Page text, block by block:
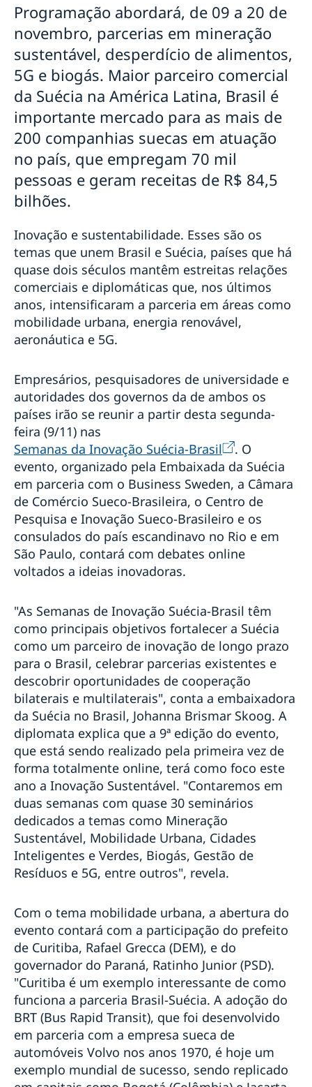
Sobre vagas na Embaixada da Suécia em Brasilia
NOTA OFICIAL
Rio de Janeiro tem novo Consul-Geral Honorário da
Suécia
Em caso de viagem para a Suécia
Evento online Semanas de Inovação Suécia-Brasil
discute negócios sustentáveis
Comandante da Força Aérea da Suécia é
condecorado com a Ordem do Mérito Aeronáutico
Suécia aumenta sua contribuição para a ação
climática nos países em desenvolvimento
Discurso do Primeiro Ministro Stefan Löfven na
Reunião de Alto Nível em Pequim+25
Debate Geral da 75ª Sessão da Assembleia Geral da
Organização das Nações Unidas
Amigos em Defesa da Democracia
O trabalho da Suécia por uma recuperação verde da
crise provocada pela pandemia de COVID-19
Embaixada da Suécia lança edição da quarentena do
concurso Pais Presentes
Estratégia da Suécia em resposta à pandemia de
COVID-19: Discurso de Sua Majestade o Rei à Suécia
Hack The Crisis: governo sueco promove maratona
online de inovação
Uma mensagem do Team Sweden Brazil
COVID-19: discurso do Primeiro Ministro Stefan
Löfven
CAPES e Suécia: conheça a lista de projetos
selecionados
Declaração de Estocolmo quer reduzir à metade
mortes e ferimentos no trânsito
Resultado Sorteio "Quem é você? - Um livro sobre
tolerância"
Sorteio "Quem é você? - Um livro sobre tolerância"
Mats Strandberg é um dos destaques da 65ª Feira do
meninas na ciência e aeronáutica dão sotaque sueco
para a inovação
Embaixada da Suécia e Restaurante O Escandinavo
celebram o Dia dos Pais com exposição fotográfica
Resultado Sorteio Embaixada da Suécia-Dibradoras
Sorteio Dibradoras
Embaixador da Suécia no Brasil é condecorado com a
Ordem Nacional do Cruzeiro do Sul
Licitação para Evento
Missões Diplomáticas em Brasília se unem para
comemorar o Dia Internacional Contra a LGBTIfobia
Embaixadas Nórdicas e Transparência Internacional
formalizam parceria para contribuir com o combate
à corrupção no Brasil
Quer levar Pippi Meialonga para a sua escola?
SwimRun chega ao Brasil com apoio da Embaixada
da Suécia
Embaixada da Suécia promove plogging em Búzios
acordo para evitar a dupla tributação entre os países
A Suécia tem um novo Governo
2017-2018: Dois anos de Suécia no Conselho de
Segurança da ONU
Luciadag 2018: Dia de Sankta Lucia na Embaixada da
Suécia em Brasília
Embaixador da Suécia no Brasil é condecorado com a
Ordem Nacional Barão de Mauá
Empresas suecas projetam investimentos e geração
de empregos no Brasil
Diálogos Nórdicos: Gênero e Inclusão nas Empresas
#Bergman100 no Rio de Janeiro
Programação abordará, de 09 a 20 de
novembro, parcerias em mineração
sustentável, desperdício de alimentos,
5G e biogás. Maior parceiro comercial
da Suécia na América Latina, Brasil é
importante mercado para as mais de
200 companhias suecas em atuação
no país, que empregam 70 mil
pessoas e geram receitas de R$ 84,5
bilhões.
Inovação e sustentabilidade. Esses são os
temas que unem Brasil e Suécia, países que há
quase dois séculos mantêm estreitas relações
comerciais e diplomáticas que, nos últimos
anos, intensificaram a parceria em áreas como
mobilidade urbana, energia renovável,
aeronáutica e 5G.
Empresários, pesquisadores de universidade e
autoridades dos governos da de ambos os
países irão se reunir a partir desta segunda-
feira (9/11) nas
Semanas da Inovação Suécia-Brasil
. O
evento, organizado pela Embaixada da Suécia
em parceria com o Business Sweden, a Câmara
de Comércio Sueco-Brasileira, o Centro de
Pesquisa e Inovação Sueco-Brasileiro e os
consulados do país escandinavo no Rio e em
São Paulo, contará com debates online
voltados a ideias inovadoras.
"As Semanas de Inovação Suécia-Brasil têm
como principais objetivos fortalecer a Suécia
como um parceiro de inovação de longo prazo
para o Brasil, celebrar parcerias existentes e
descobrir oportunidades de cooperação
bilaterais e multilaterais", conta a embaixadora
da Suécia no Brasil, Johanna Brismar Skoog. A
diplomata explica que a 9ª edição do evento,
que está sendo realizado pela primeira vez de
forma totalmente online, terá como foco este
ano a Inovação Sustentável. "Contaremos em
duas semanas com quase 30 seminários
dedicados a temas como Mineração
Sustentável, Mobilidade Urbana, Cidades
Inteligentes e Verdes, Biogás, Gestão de
Resíduos e 5G, entre outros", revela.
Com o tema mobilidade urbana, a abertura do
evento contará com a participação do prefeito
de Curitiba, Rafael Grecca (DEM), e do
governador do Paraná, Ratinho Junior (PSD).
"Curitiba é um exemplo interessante de como
funciona a parceria Brasil-Suécia. A adoção do
BRT (Bus Rapid Transit), que foi desenvolvido
em parceria com a empresa sueca de
automóveis Volvo nos anos 1970, é hoje um
exemplo mundial de sucesso, sendo replicado